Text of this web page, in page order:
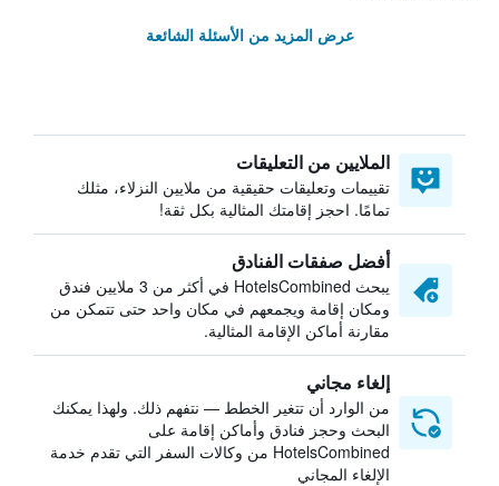
عرض المزيد من الأسئلة الشائعة
الملايين من التعليقات
تقييمات وتعليقات حقيقية من ملايين النزلاء، مثلك
تمامًا. احجز إقامتك المثالية بكل ثقة!
أفضل صفقات الفنادق
يبحث HotelsCombined في أكثر من 3 ملايين فندق
ومكان إقامة ويجمعهم في مكان واحد حتى تتمكن من
مقارنة أماكن الإقامة المثالية.
إلغاء مجاني
من الوارد أن تتغير الخطط — نتفهم ذلك. ولهذا يمكنك
البحث وحجز فنادق وأماكن إقامة على
HotelsCombined من وكالات السفر التي تقدم خدمة
الإلغاء المجاني